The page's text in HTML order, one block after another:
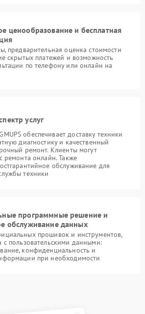
ценообразование и бесплатная
предварительная оценка стоимости
скрытых платежей и возможность
по телефону или онлайн на
услуг
обеспечивает доставку техники
диагностику и качественный
ремонт. Клиенты могут
ремонта онлайн. Также
обслуживание для
техники
программные решение и
обслуживание данных
прошивок и инструментов,
с пользовательскими данными:
конфиденциальность и
при необходимости